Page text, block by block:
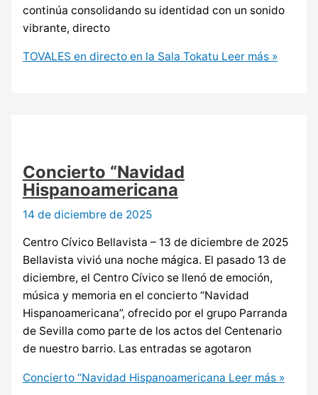
continúa consolidando su identidad con un sonido
vibrante, directo
TOVALES en directo en la Sala Tokatu Leer más »
Concierto “Navidad
Hispanoamericana
14 de diciembre de 2025
Centro Cívico Bellavista – 13 de diciembre de 2025
Bellavista vivió una noche mágica. El pasado 13 de
diciembre, el Centro Cívico se llenó de emoción,
música y memoria en el concierto “Navidad
Hispanoamericana”, ofrecido por el grupo Parranda
de Sevilla como parte de los actos del Centenario
de nuestro barrio. Las entradas se agotaron
Concierto “Navidad Hispanoamericana Leer más »